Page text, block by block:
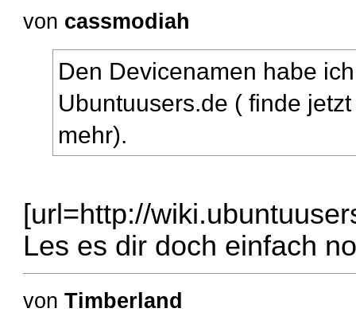
von cassmodiah
Den Devicenamen habe
Ubuntuusers.de ( finde
mehr).
[url=http://
Les es dir doch einfach
vonTimberland